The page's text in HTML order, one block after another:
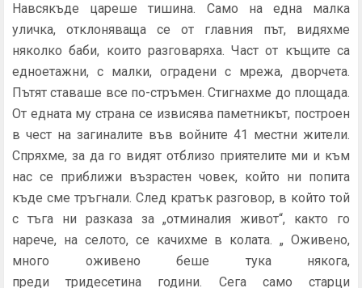
Навсякъде цареше тишина. Само на една малка
уличка, отклоняваща се от главния път, видяхме
няколко баби, които разговаряха. Част от къщите са
едноетажни, с малки, оградени с мрежа, дворчета.
Пътят ставаше все по-стръмен. Стигнaхме до площада.
От едната му страна се извисява паметникът, построен
в чест на загиналите във войните 41 местни жители.
Спряхме, за да го видят отблизо приятелите ми и към
нас се приближи възрастен човек, който ни попита
къде сме тръгнали. След кратък разговор, в който той
с тъга ни разказа за „отминалия живот“, както го
нарече, на селото, се качихме в колата. „ Оживено,
много оживено беше тука някога,
преди тридесетина години. Сега само старци